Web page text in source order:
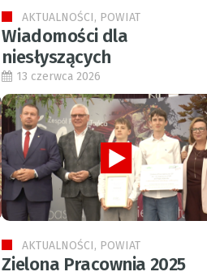
AKTUALNOŚCI, POWIAT
Wiadomości dla
niesłyszących
13 czerwca 2026
AKTUALNOŚCI, POWIAT
Zielona Pracownia 2025